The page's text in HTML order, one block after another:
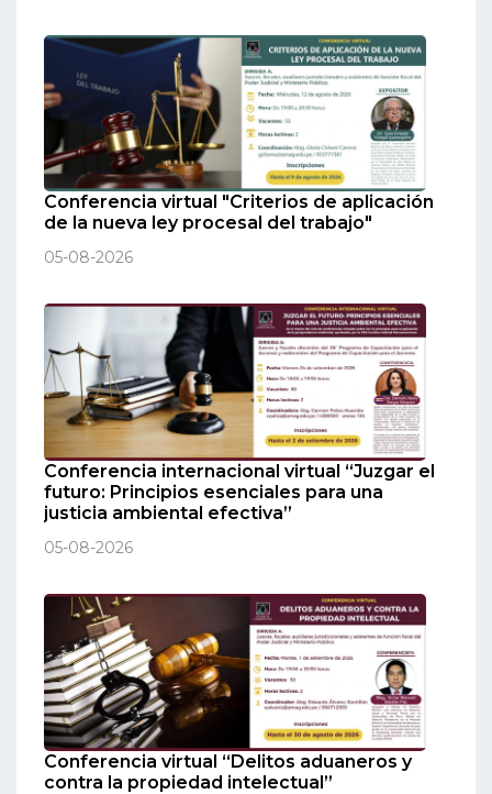
Conferencia virtual "Criterios de aplicación
de la nueva ley procesal del trabajo"
05-08-2026
Conferencia internacional virtual “Juzgar el
futuro: Principios esenciales para una
justicia ambiental efectiva”
05-08-2026
Conferencia virtual “Delitos aduaneros y
contra la propiedad intelectual”